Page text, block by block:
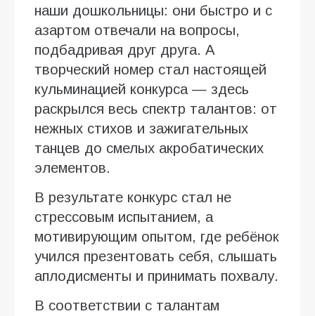
наши дошкольницы: они быстро и с
азартом отвечали на вопросы,
подбадривая друг друга. А
творческий номер стал настоящей
кульминацией конкурса — здесь
раскрылся весь спектр талантов: от
нежных стихов и зажигательных
танцев до смелых акробатических
элементов.
В результате конкурс стал не
стрессовым испытанием, а
мотивирующим опытом, где ребёнок
учился презентовать себя, слышать
аплодисменты и принимать похвалу.
В соответствии с талантам